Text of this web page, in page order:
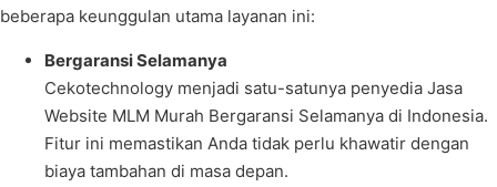
beberapa keunggulan utama layanan ini:
Bergaransi Selamanya
Cekotechnology menjadi satu-satunya penyedia Jasa
Website MLM Murah Bergaransi Selamanya di Indonesia.
Fitur ini memastikan Anda tidak perlu khawatir dengan
biaya tambahan di masa depan.